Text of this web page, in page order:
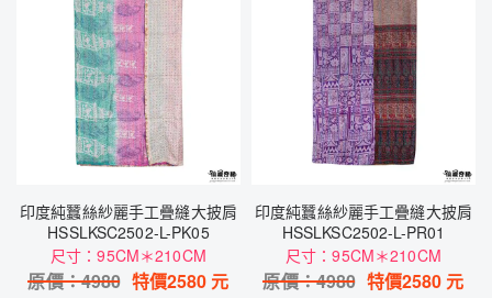
印度純蠶絲紗麗手工疊縫大披肩
HSSLKSC2502-L-PK05
尺寸：95CM＊210CM
原價：4980 特價2580 元
印度純蠶絲紗麗手工疊縫大披肩
HSSLKSC2502-L-PR01
尺寸：95CM＊210CM
原價：4980 特價2580 元